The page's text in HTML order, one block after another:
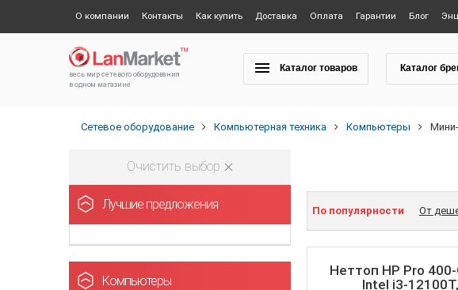
О компании Контакты Как купить Доставка Оплата Гарантии Блог
весь мир сетевого оборудования
в одном магазине
Каталог товаров Каталог
Сетевое оборудование Компьютерная техника Компьютеры
Очистить выбор
Лучшие предложения
Компьютеры
По популярности От
Неттоп HP Pro 400-
Intel i3-